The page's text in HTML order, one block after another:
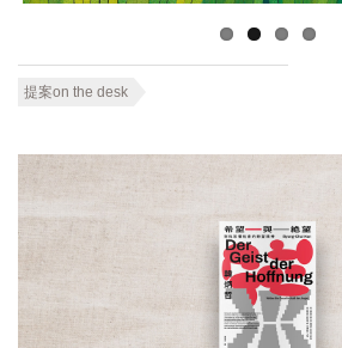
提案on the desk